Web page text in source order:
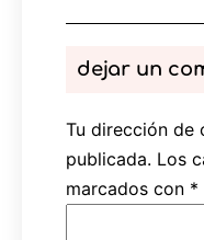
dejar un
Tu dirección de
publicada. Los
marcados con *